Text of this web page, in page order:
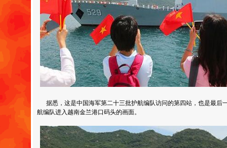
据悉，这是中国海军第二十三批护航编队访问的第四站，也是最后
航编队进入越南金兰港口码头的画面。